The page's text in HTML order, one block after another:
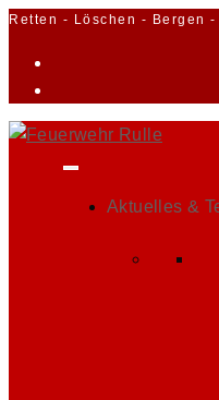
Zum
Retten - Löschen - Bergen -
Aktuelles &